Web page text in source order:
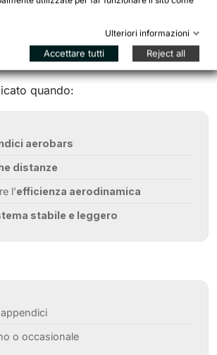
il Pitchfork
quando:
aerobars
distanze
l’efficienza aerodinamica
stabile e leggero
o occasionale
Ulteriori informazioni
Accettare tutti Reject all